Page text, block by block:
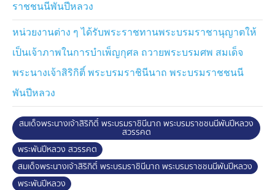
ราชชนนีพันปีหลวง
หน่วยงานต่าง ๆ ได้รับพระราชทานพระบรมราชานุญาตให้
เป็นเจ้าภาพในการบำเพ็ญกุศล ถวายพระบรมศพ สมเด็จ
พระนางเจ้าสิริกิติ์ พระบรมราชินีนาถ พระบรมราชชนนี
พันปีหลวง
สมเด็จพระนางเจ้าสิริกิติ์ พระบรมราชินีนาถ พระบรมราชชนนีพันปีหลวง
สวรรคต
พระพันปีหลวง สวรรคต
สมเด็จพระนางเจ้าสิริกิติ์ พระบรมราชินีนาถ พระบรมราชชนนีพันปีหลวง
พระพันปีหลวง